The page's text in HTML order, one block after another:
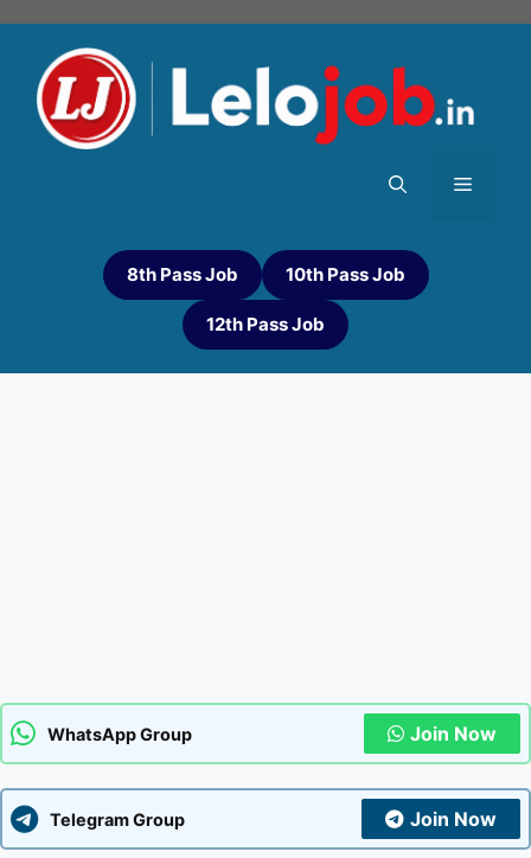
8th Pass Job 10th Pass Job
12th Pass Job
WhatsApp Group Join Now
Telegram Group Join Now